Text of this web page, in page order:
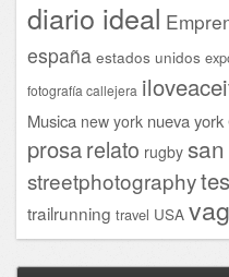
diario ideal
españa estados unidos
fotografía callejera
Musica new york nueva york
prosarelato rugby
streetphotography
trailrunning travel USA